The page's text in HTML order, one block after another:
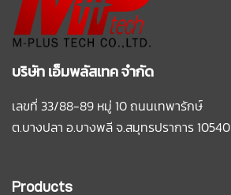
บริษัท เอ็มพลัสเทค จำกัด
เลขที่ 33/88-89 หมู่ 10 ถนนเทพารักษ์
ต.บางปลา อ.บางพลีจ.สมุทรปราการ 10540
Products